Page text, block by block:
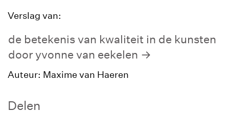
Verslag van:
de betekenis van kwaliteit in de kunsten
door yvonne van eekelen
Auteur: Maxime van Haeren
Delen